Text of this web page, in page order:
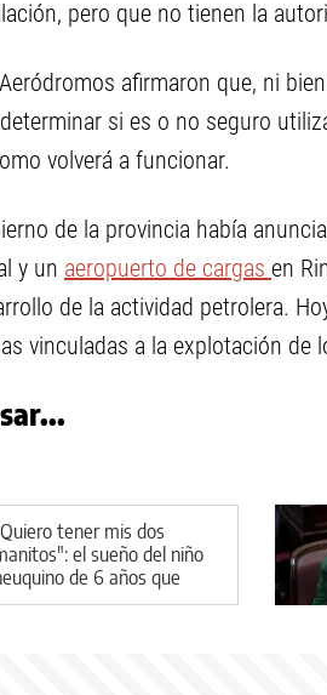
pero que no tienen la
afirmaron que, ni
si es o no seguro
volverá a funcionar.
de la provincia había
y un aeropuerto de cargas en
de la actividad petrolera.
vinculadas a la explotación de
tener mis dos
el sueño del niño
de 6 años que
una prótesis de